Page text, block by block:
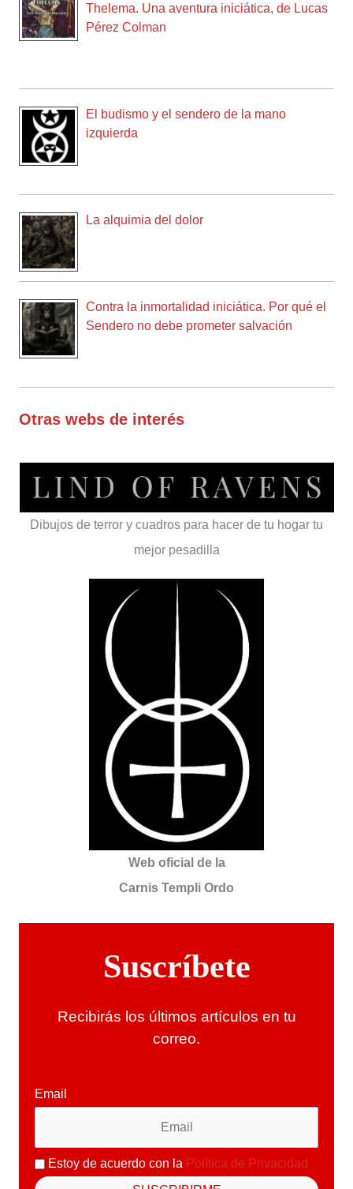
Thelema. Una aventura iniciática, de Lucas
Pérez Colman
El budismo y el sendero de la mano
izquierda
La alquimia del dolor
Contra la inmortalidad iniciática. Por qué el
Sendero no debe prometer salvación
Otras webs de interés
Dibujos de terror y cuadros para hacer de tu hogar tu
mejor pesadilla
Web oficial de la
Carnis Templi Ordo
Suscríbete
Recibirás los últimos artículos en tu
correo.
Email
Estoy de acuerdo con la Política de Privacidad